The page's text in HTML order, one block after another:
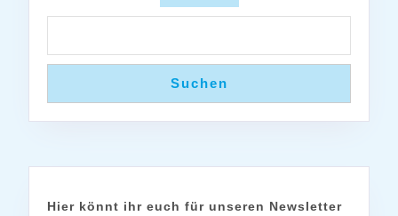
Suchen
Hier könnt ihr euch für unseren Newsletter